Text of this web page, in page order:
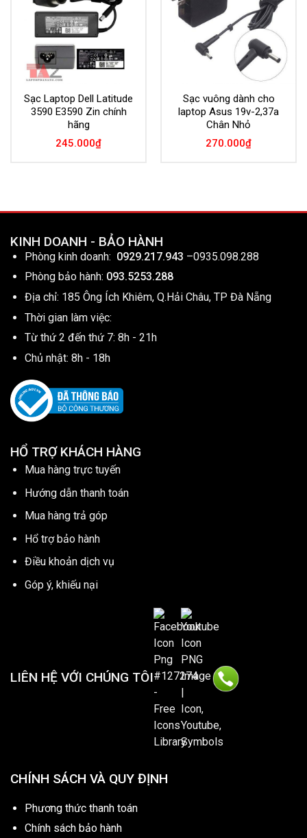
Sạc Laptop Dell Latitude
3590 E3590 Zin chính
hãng
245.000₫
Sạc vuông dành cho
laptop Asus 19v-2,37a
Chân Nhỏ
270.000₫
KINH DOANH - BẢO HÀNH
Phòng kinh doanh: 0929.217.943 –0935.098.288
Phòng bảo hành: 093.5253.288
Địa chỉ: 185 Ông Ích Khiêm, Q.Hải Châu, TP Đà Nẵng
Thời gian làm việc:
Từ thứ 2 đến thứ 7: 8h - 21h
Chủ nhật: 8h - 18h
HỔ TRỢ KHÁCH HÀNG
Mua hàng trực tuyến
Hướng dẫn thanh toán
Mua hàng trả góp
Hổ trợ bảo hành
Điều khoản dịch vụ
Góp ý, khiếu nại
LIÊN HỆ VỚI CHÚNG TÔI
CHÍNH SÁCH VÀ QUY ĐỊNH
Phương thức thanh toán
Chính sách bảo hành